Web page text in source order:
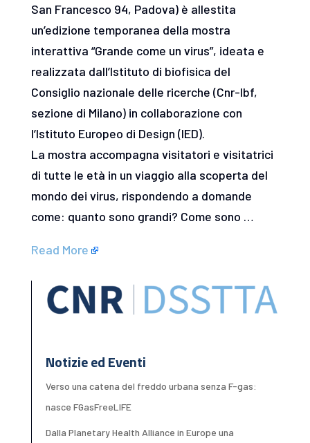
San Francesco 94, Padova) è allestita
un’edizione temporanea della mostra
interattiva “Grande come un virus”, ideata e
realizzata dall’Istituto di biofisica del
Consiglio nazionale delle ricerche (Cnr-Ibf,
sezione di Milano) in collaborazione con
l’Istituto Europeo di Design (IED).
La mostra accompagna visitatori e visitatrici
di tutte le età in un viaggio alla scoperta del
mondo dei virus, rispondendo a domande
come: quanto sono grandi? Come sono …
Read More
Notizie ed Eventi
Verso una catena del freddo urbana senza F-gas:
nasce FGasFreeLIFE
Dalla Planetary Health Alliance in Europe una